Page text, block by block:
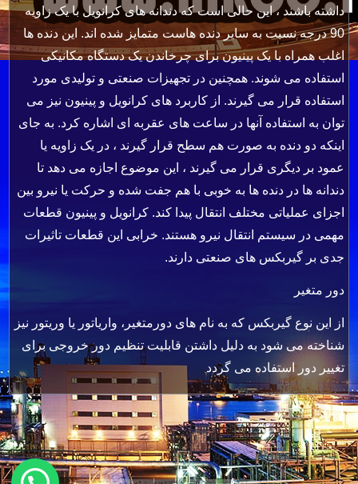
داشته باشند ، این حالی است که دندانه های کرانویل با یک زاویه
90 درجه نسبت به سایر دنده هاست متمایز شده اند. این دنده ها
اغلب همراه با یک پینیون برای چرخاندن یک دستگاه مکانیکی
استفاده می شوند. همچنین در تجهیزات صنعتی و تولیدی مورد
استفاده قرار می گیرند. از کاربرد های کرانویل و پینیون نیز می
توان به استفاده آنها در ساعت های عقربه ای اشاره کرد. به جای
اینکه دو دنده به صورت هم سطح قرار گیرند ، در یک زاویه یا
عمود بر دیگری قرار می گیرند ، این موضوع اجازه می دهد تا
دندانه ها در دنده ها به خوبی با هم جفت شده و حرکت یا نیرو بین
اجزای عملیاتی مختلف انتقال پیدا کند. کرانویل و پینیون قطعات
مهمی در سیستم انتقال نیرو هستند. خرابی این قطعات تاثیرات
جدی بر گیربکس های صنعتی دارند.
دور متغیر
از این نوع گیربکس که به نام های دورمتغیر، واریاتور یا وریتور نیز
شناخته می شود به دلیل داشتن قابلیت تنظیم دور خروجی برای
تغییر دور استفاده می گردد